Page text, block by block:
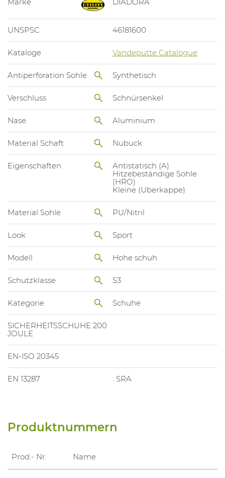
UNSPSC 46181600
Kataloge Vandeputte Catalogue
Antiperforation Sohle Synthetisch
Verschluss Schnürsenkel
Nase Aluminium
Material Schaft Nubuck
Eigenschaften
Antistatisch (A)
Hitzebeständige Sohle
(HRO)
Kleine (Uberkappe)
Material Sohle PU/Nitril
Look Sport
Modell Hohe schuh
Schutzklasse S3
Kategorie Schuhe
SICHERHEITSSCHUHE 200
JOULE
EN-ISO 20345
EN 13287 : SRA
Produktnummern
Prod.- Nr. Name